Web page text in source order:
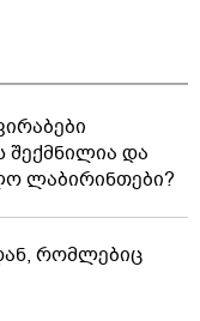
შექმნილია და
ლაბირინთები?
რომლებიც